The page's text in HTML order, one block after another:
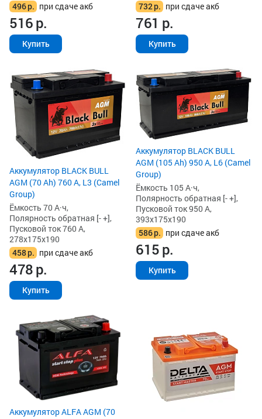
496р. при сдаче акб
516р.
Купить
732р. при сдаче акб
761 р.
Купить
Аккумулятор BLACK BULL
AGM (70 Ah) 760 А, L3 (Camel
Group)
Ёмкость 70 А·ч,
Полярность обратная [- +],
Пусковой ток 760 А,
278x175x190
458р. при сдаче акб
478р.
Купить
Аккумулятор BLACK BULL
AGM (105 Ah) 950 А, L6 (Camel
Group)
Ёмкость 105 А·ч,
Полярность обратная [- +],
Пусковой ток 950 А,
393x175x190
586р. при сдаче акб
615р.
Купить
Аккумулятор ALFA AGM (70